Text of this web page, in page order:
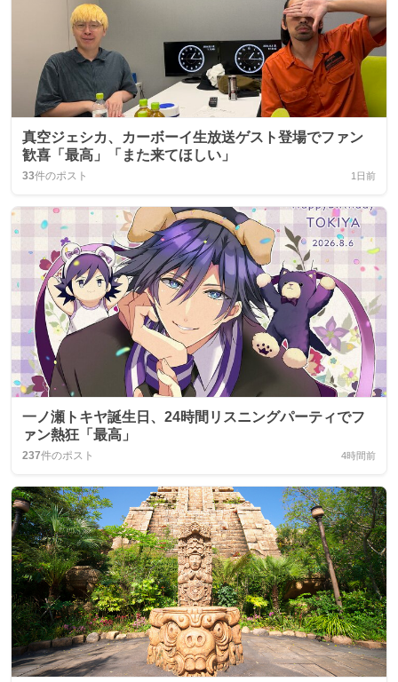
真空ジェシカ、カーボーイ生放送ゲスト登場でファン
歓喜「最高」「また来てほしい」
33件のポスト 1日前
一ノ瀬トキヤ誕生日、24時間リスニングパーティでフ
ァン熱狂「最高」
237件のポスト 4時間前